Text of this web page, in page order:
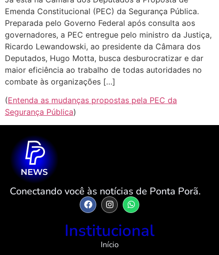
Emenda Constitucional (PEC) da Segurança Pública.
Preparada pelo Governo Federal após consulta aos
governadores, a PEC entregue pelo ministro da Justiça,
Ricardo Lewandowski, ao presidente da Câmara dos
Deputados, Hugo Motta, busca desburocratizar e dar
maior eficiência ao trabalho de todas autoridades no
combate às organizações […]
(Entenda as mudanças propostas pela PEC da
Segurança Pública)
Conectando você às notícias de Ponta Porã.
Institucional
Início